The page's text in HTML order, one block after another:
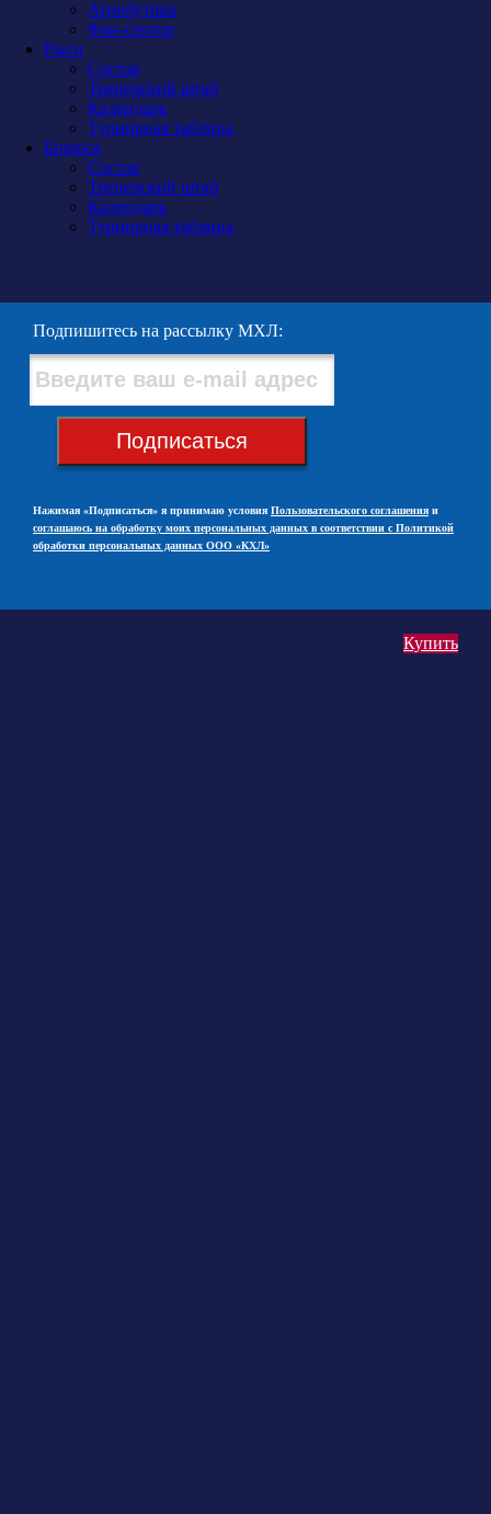
Купить
Атрибутика
Фан-сектор
Рыси
Состав
Тренерский штаб
Календарь
Турнирная таблица
Бирюса
Состав
Тренерский штаб
Календарь
Турнирная таблица
Подпишитесь на рассылку МХЛ:
Подписаться
Нажимая «Подписаться» я принимаю условия Пользовательского соглашения и
соглашаюсь на обработку моих персональных данных в соответствии с Политикой
обработки персональных данных ООО «КХЛ»